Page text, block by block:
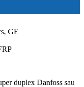
GE
duplex Danfoss sau